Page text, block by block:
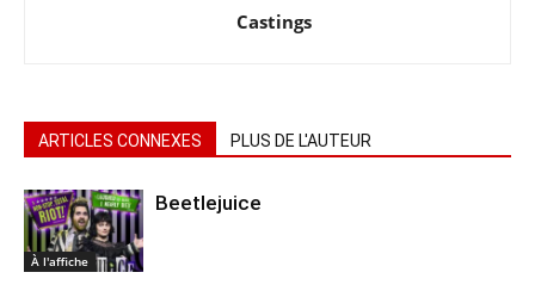
Castings
ARTICLES CONNEXES PLUS DE L'AUTEUR
À l'affiche
Beetlejuice